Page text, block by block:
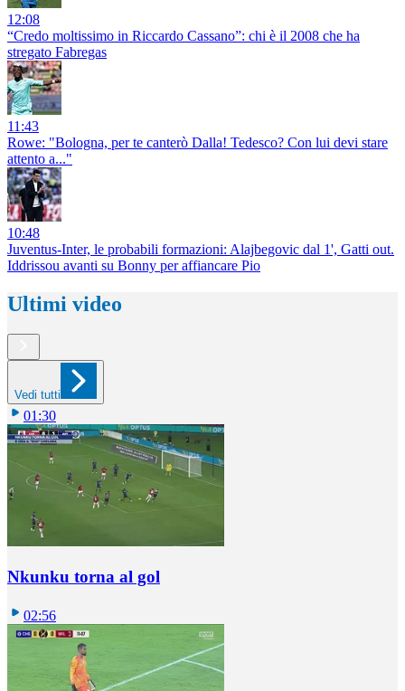
12:08
“Credo moltissimo in Riccardo Cassano”: chi è il 2008 che ha
stregato Fabregas
11:43
Rowe: "Bologna, per te canterò Dalla! Tedesco? Con lui devi stare
attento a..."
10:48
Juventus-Inter, le probabili formazioni: Alajbegovic dal 1', Gatti out.
Iddrissou avanti su Bonny per affiancare Pio
Ultimi video
Vedi tutti
01:30
Nkunku torna al gol
02:56